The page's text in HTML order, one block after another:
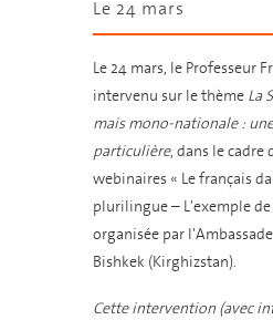
Le 24 mars
Le 24 mars, le Professeur
intervenu sur le thème La
mais mono-nationale :
particulière, dans le cadre
webinaires « Le français
plurilingue – L'exemple de
organisée par
Bishkek (Kirghizstan).
Cette intervention (avec